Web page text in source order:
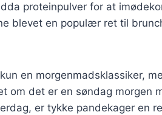
proteinpulver for at
blevet en populær ret til
en morgenmadsklassiker,
om det er en søndag morgen
er tykke pandekager en